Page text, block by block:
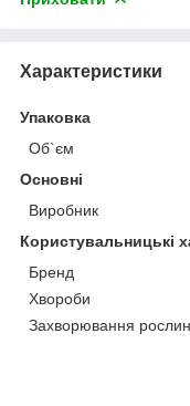
Характеристики
Упаковка
Об`єм
Основні
Виробник
Користувальницькі
Бренд
Хвороби
Захворювання рослин